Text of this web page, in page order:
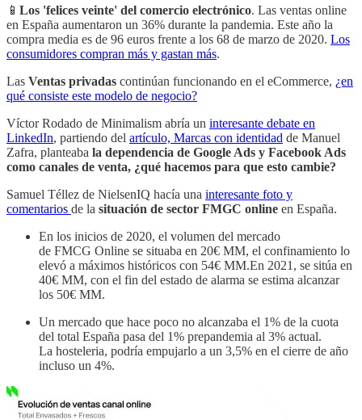
📱 Los 'felices veinte' del comercio electrónico. Las ventas online
en España aumentaron un 36% durante la pandemia. Este año la
compra media es de 96 euros frente a los 68 de marzo de 2020. Los
consumidores compran más y gastan más.
Las Ventas privadas continúan funcionando en el eCommerce, ¿en
qué consiste este modelo de negocio?
Víctor Rodado de Minimalism abría un interesante debate en
LinkedIn, partiendo del artículo, Marcas con identidad de Manuel
Zafra, planteaba la dependencia de Google Ads y Facebook Ads
como canales de venta, ¿qué hacemos para que esto cambie?
Samuel Téllez de NielsenIQ hacía una interesante foto y
comentarios de la situación de sector FMGC online en España.
En los inicios de 2020, el volumen del mercado
de FMCG Online se situaba en 20€ MM, el confinamiento lo
elevó a máximos históricos con 54€ MM.En 2021, se sitúa en
40€ MM, con el fin del estado de alarma se estima alcanzar
los 50€ MM.
Un mercado que hace poco no alcanzaba el 1% de la cuota
del total España pasa del 1% prepandemia al 3% actual.
La hosteleria, podría empujarlo a un 3,5% en el cierre de año
incluso un 4%.